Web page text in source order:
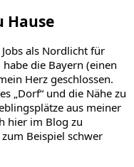
Hause
als Nordlicht für
die Bayern (einen
Herz geschlossen.
„Dorf“ und die Nähe zu
aus meiner
hier im Blog zu
Beispiel schwer